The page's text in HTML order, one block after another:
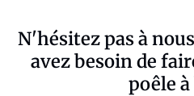
N'hésitez pas à
avez besoin de
poêle